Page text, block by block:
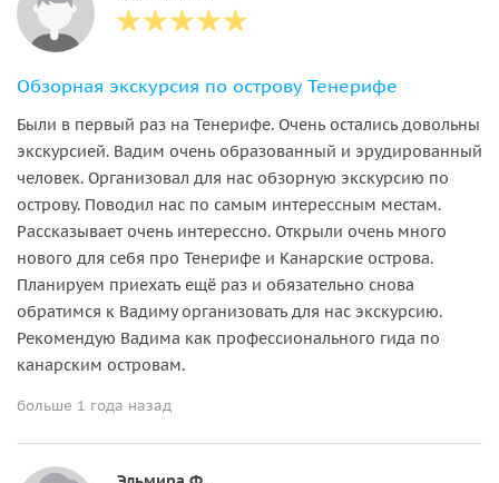
Обзорная экскурсия по острову Тенерифе
Были в первый раз на Тенерифе. Очень остались довольны
экскурсией. Вадим очень образованный и эрудированный
человек. Организовал для нас обзорную экскурсию по
острову. Поводил нас по самым интерессным местам.
Рассказывает очень интерессно. Открыли очень много
нового для себя про Тенерифе и Канарские острова.
Планируем приехать ещё раз и обязательно снова
обратимся к Вадиму организовать для нас экскурсию.
Рекомендую Вадима как профессионального гида по
канарским островам.
больше 1 года назад